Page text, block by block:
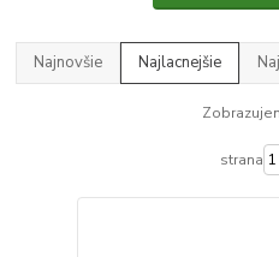
Najnovšie Najlacnejšie
strana